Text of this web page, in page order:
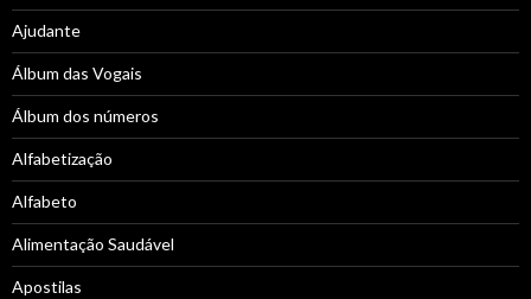
Ajudante
Álbum das Vogais
Álbum dos números
Alfabetização
Alfabeto
Alimentação Saudável
Apostilas